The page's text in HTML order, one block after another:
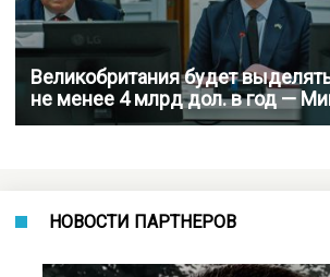
Великобритания будет
не менее 4 млрд дол. в год —
НОВОСТИ ПАРТНЕРОВ